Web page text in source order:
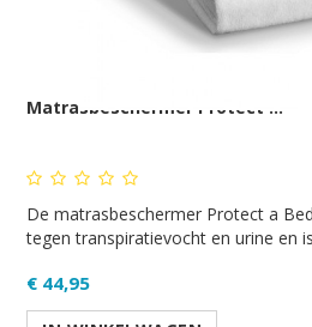
Matrasbeschermer Protect ...
De matrasbeschermer Protect a
tegen transpiratievocht en urine en
€ 44,95